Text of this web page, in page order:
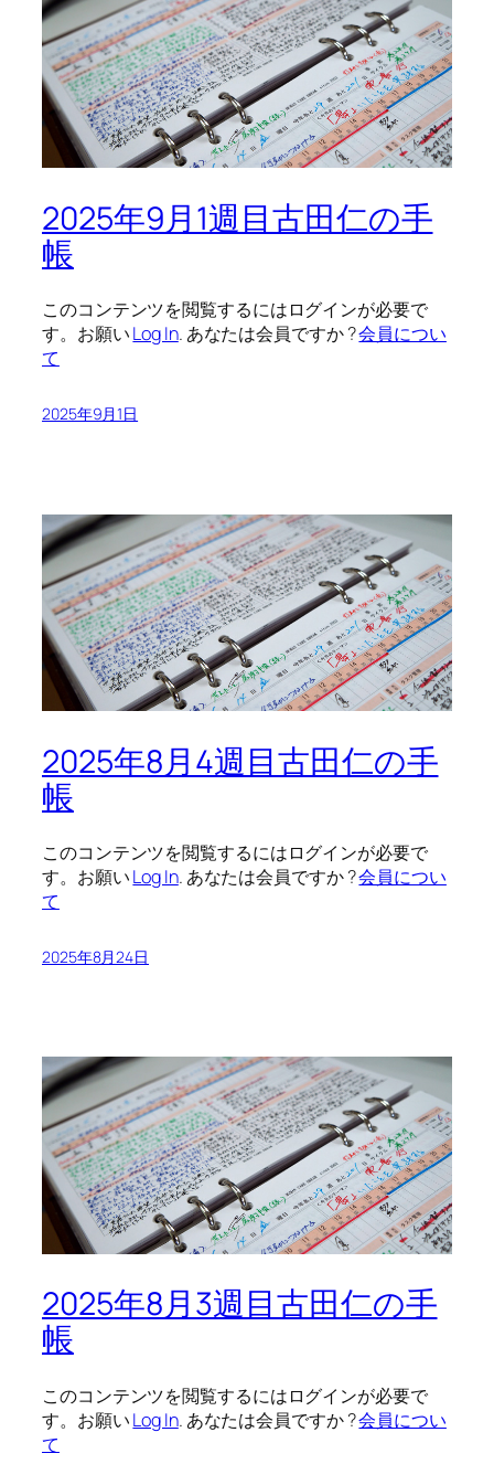
2025年9月1週目古田仁の手
帳
このコンテンツを閲覧するにはログインが必要で
す。お願いLog In. あなたは会員ですか ?会員につい
て
2025年9月1日
2025年8月4週目古田仁の手
帳
このコンテンツを閲覧するにはログインが必要で
す。お願いLog In. あなたは会員ですか ?会員につい
て
2025年8月24日
2025年8月3週目古田仁の手
帳
このコンテンツを閲覧するにはログインが必要で
す。お願いLog In. あなたは会員ですか ?会員につい
て